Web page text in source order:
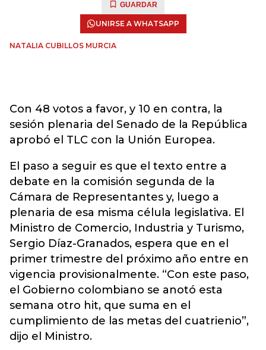
GUARDAR
UNIRSE A WHATSAPP
NATALIA CUBILLOS MURCIA
Con 48 votos a favor, y 10 en contra, la
sesión plenaria del Senado de la República
aprobó el TLC con la Unión Europea.
El paso a seguir es que el texto entre a
debate en la comisión segunda de la
Cámara de Representantes y, luego a
plenaria de esa misma célula legislativa. El
Ministro de Comercio, Industria y Turismo,
Sergio Díaz-Granados, espera que en el
primer trimestre del próximo año entre en
vigencia provisionalmente. “Con este paso,
el Gobierno colombiano se anotó esta
semana otro hit, que suma en el
cumplimiento de las metas del cuatrienio”,
dijo el Ministro.